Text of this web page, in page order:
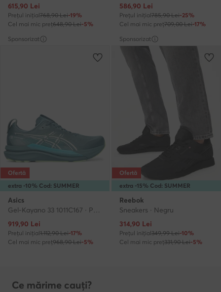
Prețul actual
615,90 Lei
Prețul inițial768,90 Lei-19%
Cel mai mic preț648,90 Lei-5%
Prețul actual
586,90 Lei
Prețul inițial785,90 Lei-25%
Cel mai mic preț709,00 Lei-17%
Sponsorizat
extra -10% Cod: SUMMER
Ofertă
Asics
Gel-Kayano 33 1011C167 · Pantofi pentru alergare
Prețul actual
919,90 Lei
Prețul inițial1.112,90 Lei-17%
Cel mai mic preț968,90 Lei-5%
Sponsorizat
extra -15% Cod: SUMMER
Ofertă
Reebok
Sneakers · Negru
Prețul actual
314,90 Lei
Prețul inițial349,99 Lei-10%
Cel mai mic preț331,90 Lei-5%
Ce mărime cauți?